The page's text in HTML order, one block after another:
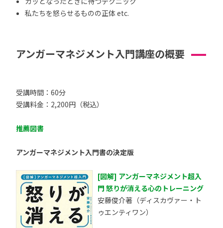
私たちを怒らせるものの正体 etc.
アンガーマネジメント入門講座の概要
受講時間：60分
受講料金：2,200円（税込）
推薦図書
アンガーマネジメント入門書の決定版
[図解] アンガーマネジメント超入
門 怒りが消える心のトレーニング
安藤俊介著（ディスカヴァー・ト
ゥエンティワン）